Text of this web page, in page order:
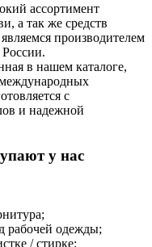
ассортимент
а так же средств
производителем
в нашем каталоге,
с
и надежной
у нас
рабочей одежды;
/ стирке;